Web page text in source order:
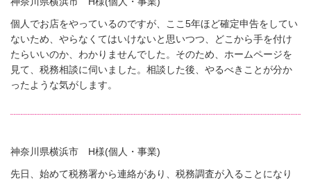
個人でお店をやっているのですが、ここ5年ほど確定申告をしてい
ないため、やらなくてはいけないと思いつつ、どこから手を付け
たらいいのか、わかりませんでした。そのため、ホームページを
見て、税務相談に伺いました。相談した後、やるべきことが分か
ったような気がします。
神奈川県横浜市 H様(個人・事業)
先日、始めて税務署から連絡があり、税務調査が入ることになり